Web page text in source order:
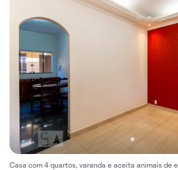
Casa com 4 quartos, varanda e aceita animais de